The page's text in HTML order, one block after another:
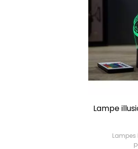
Lampe
Lampes